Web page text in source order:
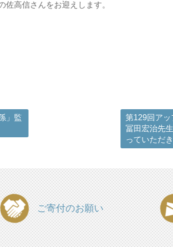
高信さんをお迎えします。
」監
第129回アッ
冨田宏治先
っていただ
ご寄付のお願い